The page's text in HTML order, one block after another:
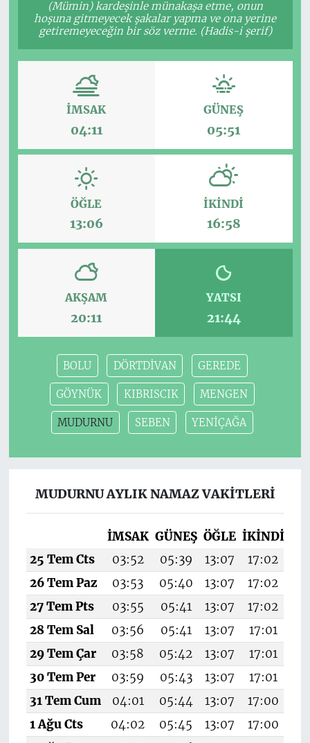
(Mümin) kardeşinle münakaşa etme, onun
hoşuna gitmeyecek şakalar yapma ve ona yerine
getiremeyeceğin bir söz verme. (Hadis-i şerif)
İMSAK
04:11
GÜNEŞ
05:51
ÖĞLE
13:06
İKINDI
16:58
AKŞAM
20:11
YATSI
21:44
BOLU DÖRTDİVAN GEREDE
GÖYNÜK KIBRISCIK MENGEN
MUDURNU SEBEN YENİÇAĞA
MUDURNU AYLIK NAMAZ VAKITLERI
İMSAK GÜNEŞ ÖĞLE İKINDI
25 Tem Cts
03:52 05:39 13:07 17:02
26 Tem Paz
03:53 05:40 13:07 17:02
27 Tem Pts
03:55 05:41 13:07 17:02
28 Tem Sal
03:56 05:41 13:07 17:01
29 Tem Çar
03:58 05:42 13:07 17:01
30 Tem Per
03:59 05:43 13:07 17:01
31 Tem Cum
04:01 05:44 13:07 17:00
1 Ağu Cts
04:02 05:45 13:07 17:00